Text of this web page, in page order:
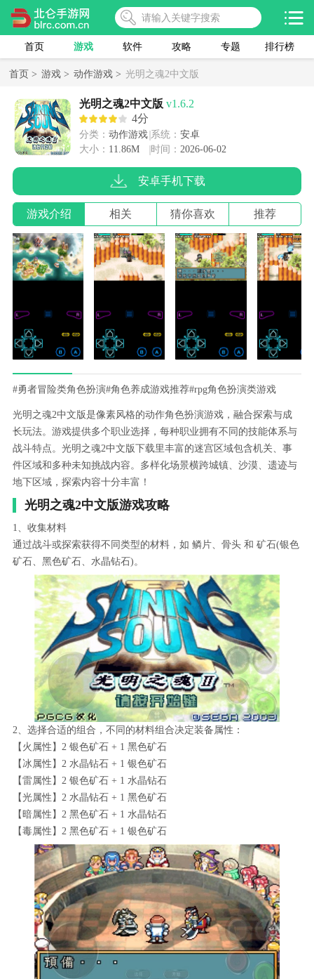
首页 游戏 软件 攻略 专题 排行榜
首页 > 游戏 > 动作游戏 > 光明之魂2中文版
光明之魂2中文版 v1.6.2
4分
分类： 动作游戏 系统： 安卓
大小： 11.86M 时间： 2026-06-02
安卓手机下载
游戏介绍 相关 猜你喜欢 推荐
#勇者冒险类角色扮演#角色养成游戏推荐#rpg角色扮演类游戏
光明之魂2中文版是像素风格的动作角色扮演游戏，融合探索与成
长玩法。游戏提供多个职业选择，每种职业拥有不同的技能体系与
战斗特点。光明之魂2中文版下载里丰富的迷宫区域包含机关、事
件区域和多种未知挑战内容。多样化场景横跨城镇、沙漠、遗迹与
地下区域，探索内容十分丰富！
光明之魂2中文版游戏攻略
1、收集材料
通过战斗或探索获得不同类型的材料，如 鳞片、骨头 和 矿石(银色
矿石、黑色矿石、水晶钻石)。
2、选择合适的组合，不同的材料组合决定装备属性：
【火属性】2 银色矿石 + 1 黑色矿石
【冰属性】2 水晶钻石 + 1 银色矿石
【雷属性】2 银色矿石 + 1 水晶钻石
【光属性】2 水晶钻石 + 1 黑色矿石
【暗属性】2 黑色矿石 + 1 水晶钻石
【毒属性】2 黑色矿石 + 1 银色矿石